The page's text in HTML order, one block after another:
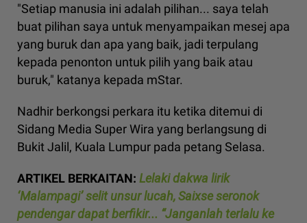
"Setiap manusia ini adalah pilihan... saya telah
buat pilihan saya untuk menyampaikan mesej apa
yang buruk dan apa yang baik, jadi terpulang
kepada penonton untuk pilih yang baik atau
buruk," katanya kepada mStar.
Nadhir berkongsi perkara itu ketika ditemui di
Sidang Media Super Wira yang berlangsung di
Bukit Jalil, Kuala Lumpur pada petang Selasa.
ARTIKEL BERKAITAN: Lelaki dakwa lirik
‘Malampagi’ selit unsur lucah, Saixse seronok
pendengar dapat berfikir... “Janganlah terlalu ke